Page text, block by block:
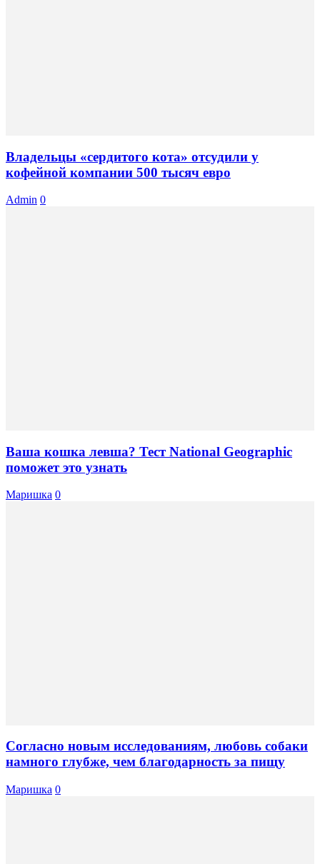
Владельцы «сердитого кота» отсудили у
кофейной компании 500 тысяч евро
Admin 0
Ваша кошка левша? Тест National Geographic
поможет это узнать
Маришка 0
Согласно новым исследованиям, любовь собаки
намного глубже, чем благодарность за пищу
Маришка 0